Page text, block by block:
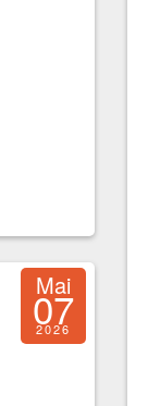
Mai
07
2026